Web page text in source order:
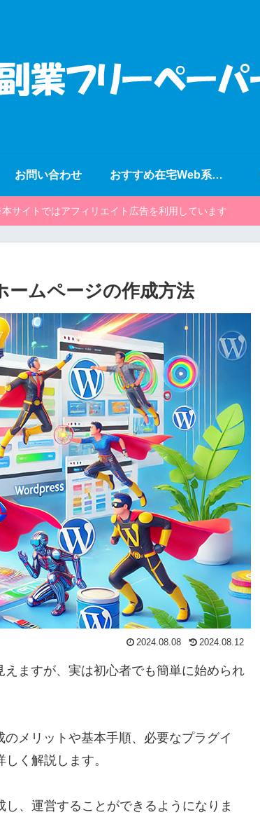
お問い合わせ おすすめ在宅Web系副業
サイトではアフィリエイト広告を利用しています
ムページの作成方法
2024.08.08 2024.08.12
ますが、実は初心者でも簡単に始められ
メリットや基本手順、必要なプラグイ
く解説します。
、運営することができるようになりま